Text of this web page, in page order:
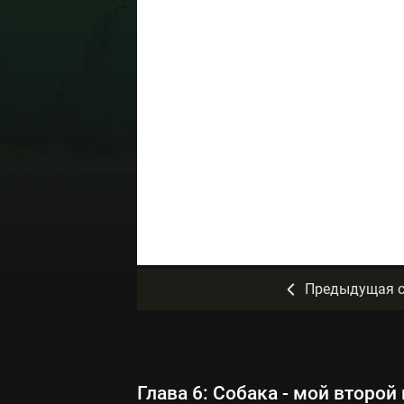
Предыдущая
Глава 6: Собака - мой второй